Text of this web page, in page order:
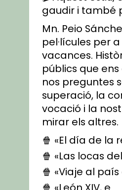
gaudir i també
Mn. Peio
pel·lícules per
vacances.
públics que
nos preguntes
superació, la
vocació i la
mirar els altres.
🍿 «El día de la
🍿 «Las locas
🍿 «Viaje al